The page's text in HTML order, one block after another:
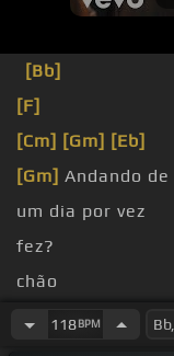
[Bb]
[F]
[Cm] [Gm] [Eb]
[Gm] Andando
um dia por vez
fez?
chão
da mão
118BPM